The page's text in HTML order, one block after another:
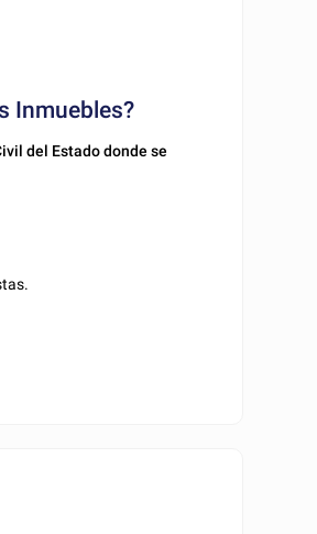
Inmuebles?
del Estado donde se